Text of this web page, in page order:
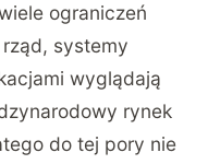
ograniczeń
systemy
wyglądają
rynek
do tej pory nie